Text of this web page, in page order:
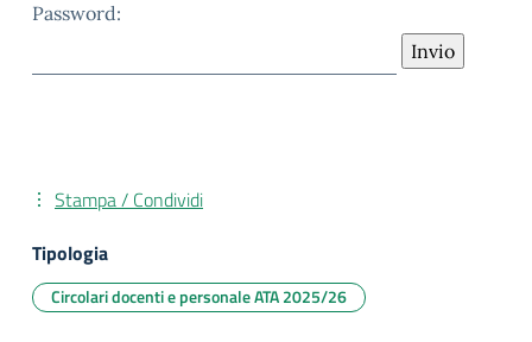
Password:
Stampa / Condividi
Tipologia
Circolari docenti e personale ATA 2025/26